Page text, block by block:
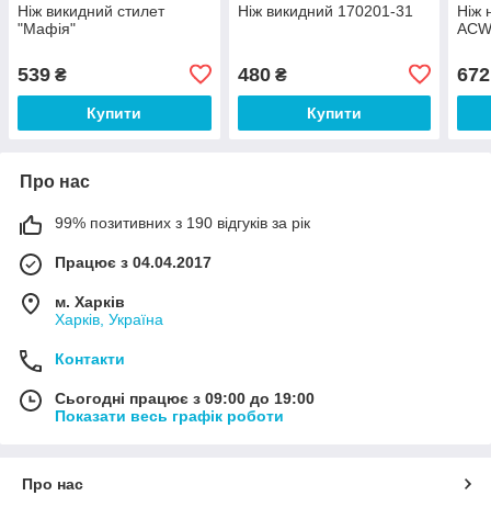
Ніж викидний стилет
"Мафія"
539 ₴
Купити
Ніж викидний 170201-31
480₴
Купити
Ніж
672
Про нас
99% позитивних з 190 відгуків за рік
Працює з 04.04.2017
м. Харків
Харків, Україна
Контакти
Сьогодні працює з 09:00 до 19:00
Показати весь графік роботи
Про нас